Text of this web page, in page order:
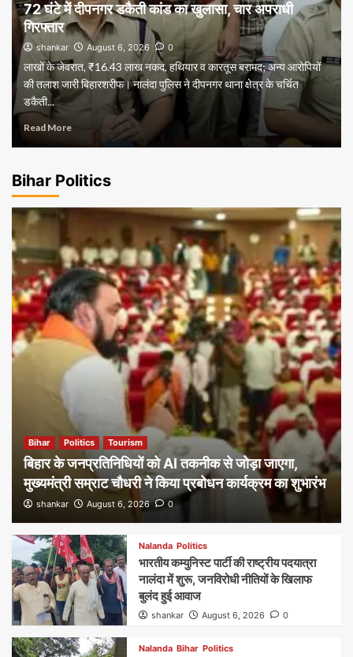
72 घंटे में दीपनगर डकैती कांड का खुलासा, चार अपराधी
गिरफ्तार
shankar August 6, 2026 0
लाखों के जेवरात, ₹16.43 लाख नकद, हथियार व कारतूस बरामद; अन्य आरोपियों
की तलाश जारी बिहारशरीफ। नालंदा पुलिस ने दीपनगर थाना क्षेत्र के चर्चित
डकैती...
Read More
Bihar Politics
Bihar Politics Tourism
बिहार के जनप्रतिनिधियों को AI तकनीक से जोड़ा जाएगा,
मुख्यमंत्री सम्राट चौधरी ने किया प्रबोधन कार्यक्रम का शुभारंभ
shankar August 6, 2026 0
Nalanda Politics
भारतीय कम्युनिस्ट पार्टी की राष्ट्रीय पदयात्रा
नालंदा में शुरू, जनविरोधी नीतियों के खिलाफ
बुलंद हुई आवाज
shankar August 6, 2026 0
Nalanda Bihar Politics